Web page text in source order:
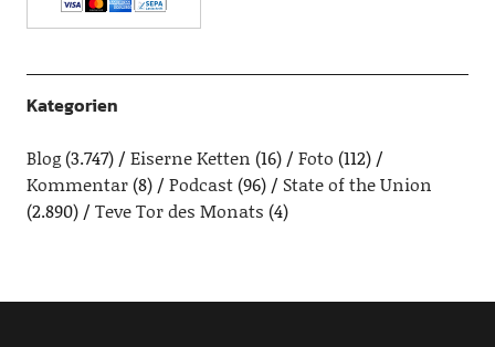
Kategorien
Blog(3.747) Eiserne Ketten (16) Foto (112)
Kommentar(8) Podcast(96)
State of the Union
(2.890)
Teve Tor des Monats (4)